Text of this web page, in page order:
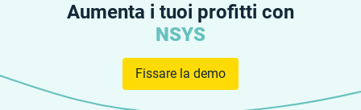
Aumenta i tuoi profitti con
NSYS
Fissare la demo